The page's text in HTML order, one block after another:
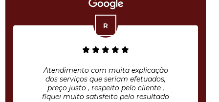
Atendimento com muita explicação
dos serviços que seriam efetuados,
preço justo , respeito pelo cliente ,
fiquei muito satisfeito pelo resultado